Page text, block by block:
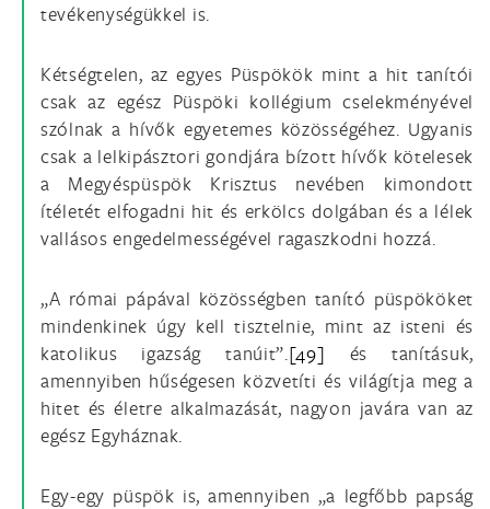
tevékenységükkel is.
Kétségtelen, az egyes Püspökök mint a hit tanítói
csak az egész Püspöki kollégium cselekményével
szólnak a hívők egyetemes közösségéhez. Ugyanis
csak a lelkipásztori gondjára bízott hívők kötelesek
a Megyéspüspök Krisztus nevében kimondott
ítéletét elfogadni hit és erkölcs dolgában és a lélek
vallásos engedelmességével ragaszkodni hozzá.
„A római pápával közösségben tanító püspököket
mindenkinek úgy kell tisztelnie, mint az isteni és
katolikus igazság tanúit”.[49] és tanításuk,
amennyiben hűségesen közvetíti és világítja meg a
hitet és életre alkalmazását, nagyon javára van az
egész Egyháznak.
Egy-egy püspök is, amennyiben „a legfőbb papság